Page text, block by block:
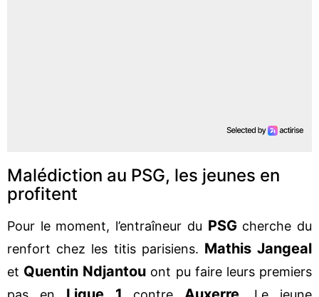
Malédiction au PSG, les jeunes en
profitent
Pour le moment, l’entraîneur du PSG cherche du
renfort chez les titis parisiens. Mathis Jangeal
et Quentin Ndjantou ont pu faire leurs premiers